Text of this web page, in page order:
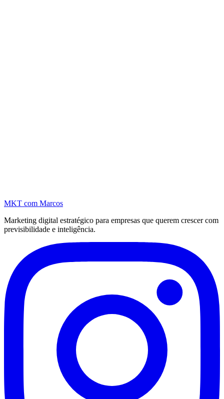
MKT com Marcos
Marketing digital estratégico para empresas que querem crescer com
previsibilidade e inteligência.